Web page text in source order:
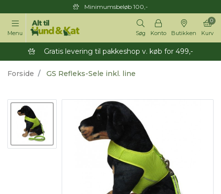
Minimumsbeløb 100,-
Menu Søg Konto Butikken Kurv
0
Gratis levering til pakkeshop v. køb for 499,-
Forside GS Refleks-Sele inkl. line